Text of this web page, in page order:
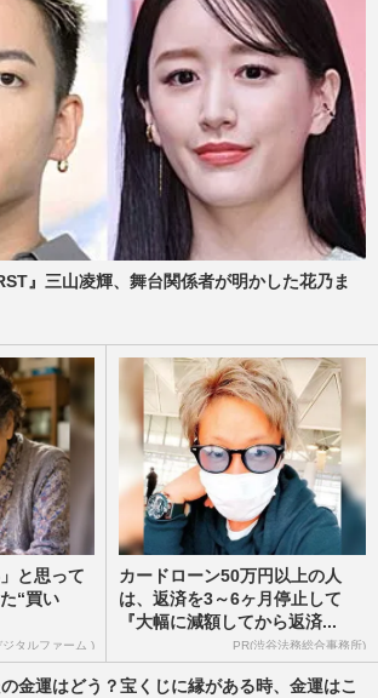
』三山凌輝、舞台関係者が明かした花乃ま
と思って
“買い
タルファーム )
カードローン50万円以上の人
は、返済を3～6ヶ月停止して
『大幅に減額してから返済...
PR(渋谷法務総合事務所)
金運はどう？宝くじに縁がある時、金運はこ